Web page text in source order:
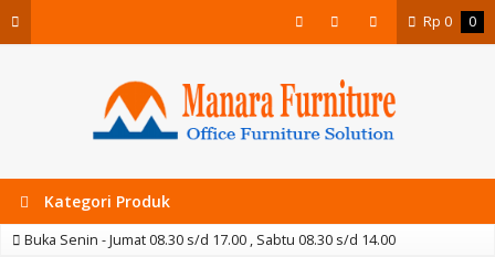
Rp 0 0
Kategori Produk
Buka Senin - Jumat 08.30 s/d 17.00 , Sabtu 08.30 s/d 14.00